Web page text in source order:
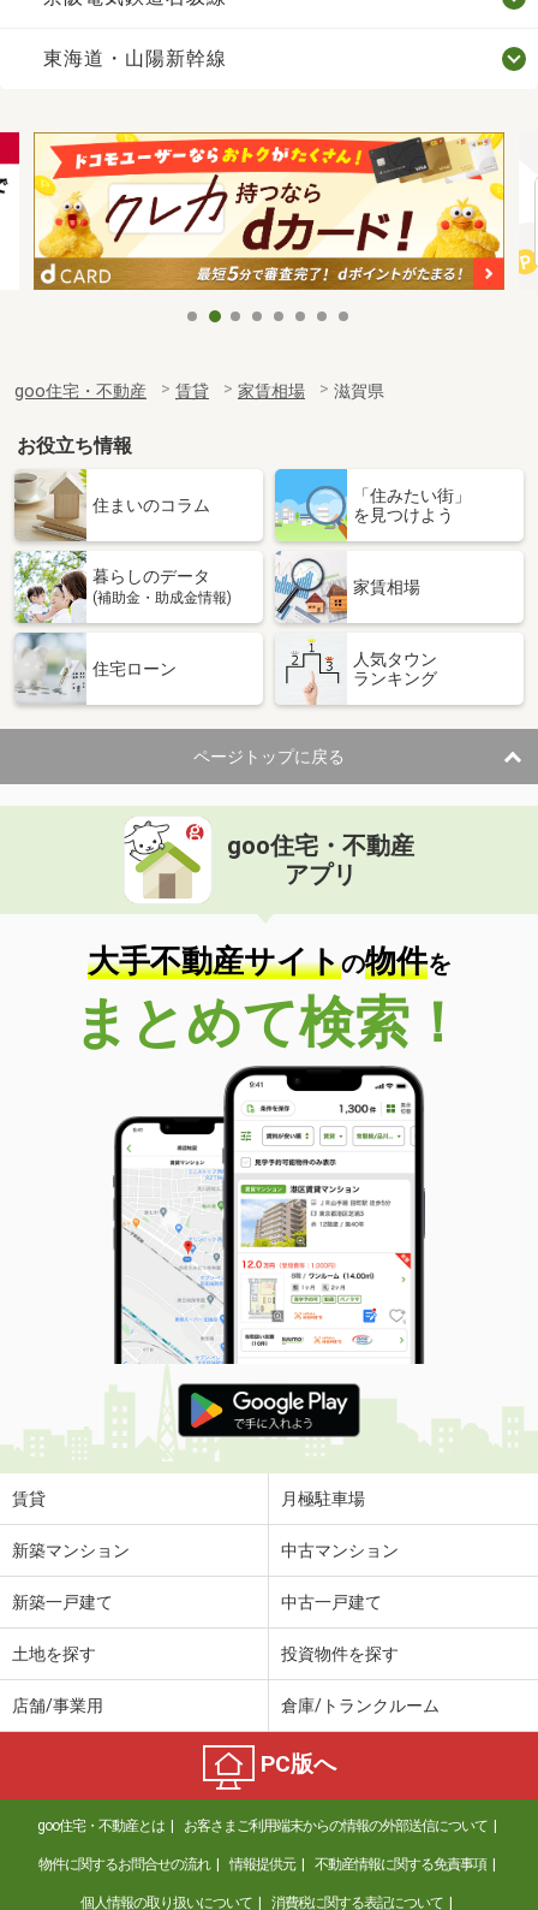
東海道・山陽新幹線
goo住宅・不動産 賃貸 家賃相場 滋賀県
お役立ち情報
住まいのコラム
「住みたい街」
を見つけよう
暮らしのデータ
(補助金・助成金情報)
家賃相場
住宅ローン
人気タウン
ランキング
ページトップに戻る
goo住宅・不動産
アプリ
大手不動産サイトの物件を
まとめて検索！
賃貸 月極駐車場
新築マンション 中古マンション
新築一戸建て 中古一戸建て
土地を探す 投資物件を探す
店舗/事業用 倉庫/トランクルーム
PC版へ
goo住宅・不動産とは お客さまご利用端末からの情報の外部送信について
物件に関するお問合せの流れ 情報提供元 不動産情報に関する免責事項
個人情報の取り扱いについて 消費税に関する表記について